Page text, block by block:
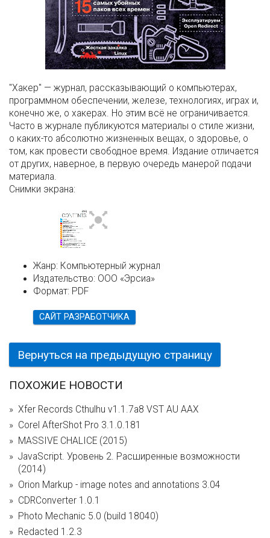
"Хакер" — журнал, рассказывающий о компьютерах,
программном обеспечении, железе, технологиях, играх и,
конечно же, о хакерах. Но этим всё не ограничивается.
Часто в журнале публикуются материалы о стиле жизни,
о каких-то абсолютно жизненных вещах, о здоровье, о
том, как провести свободное время. Издание отличается
от других, наверное, в первую очередь манерой подачи
материала.
Снимки экрана:
Жанр: Компьютерный журнал
Издательство: ООО «Эрсиа»
Формат: PDF
САЙТ РАЗРАБОТЧИКА
Вернуться на предыдущую страницу
ПОХОЖИЕ НОВОСТИ
Xfer Records Cthulhu v1.1.7a8 VST AU AAX
Corel AfterShot Pro 3.1.0.181
MASSIVE CHALICE (2015)
JavaScript. Уровень 2. Расширенные возможности
(2014)
Orion Markup - image notes and annotations 3.04
CDRConverter 1.0.1
Photo Mechanic 5.0 (build 18040)
Redacted 1.2.3